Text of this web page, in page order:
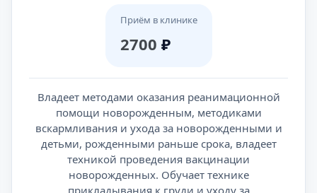
Приём в клинике
2700 ₽
Владеет методами оказания реанимационной
помощи новорожденным, методиками
вскармливания и ухода за новорожденными и
детьми, рожденными раньше срока, владеет
техникой проведения вакцинации
новорожденных. Обучает технике
прикладывания к груди и уходу за